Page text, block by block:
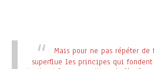
Mais pour ne pas répéter
superflue les principes qui